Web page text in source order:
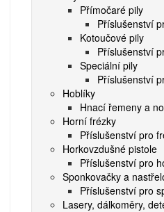
Přímočaré pily
Příslušenství
Kotoučové pily
Příslušenství
Speciální pily
Příslušenství
Hoblíky
Hnací řemeny a
Horní frézky
Příslušenství pro
Horkovzdušné pistole
Příslušenství pro
Sponkovačky a
Příslušenství pro
Lasery, dálkoměry,